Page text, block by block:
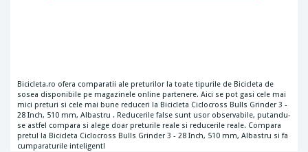
Bicicleta.ro ofera comparatii ale preturilor la toate tipurile de Bicicleta de
sosea disponibile pe magazinele online partenere. Aici se pot gasi cele mai
mici preturi si cele mai bune reduceri la Bicicleta Ciclocross Bulls Grinder 3 -
28 Inch, 510 mm, Albastru . Reducerile false sunt usor observabile, putandu-
se astfel compara si alege doar preturile reale si reducerile reale. Compara
pretul la Bicicleta Ciclocross Bulls Grinder 3 - 28 Inch, 510 mm, Albastru si fa
cumparaturile inteligent!